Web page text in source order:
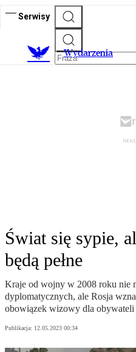
Serwisy
Wydarzenia
Świat się sypie,
będą pełne
Kraje od wojny w 2008 roku nie
dyplomatycznych, ale Rosja
obowiązek wizowy dla
Publikacja: 12.05.2023 00:34